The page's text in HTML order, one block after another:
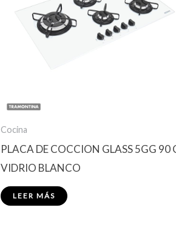
Cocina
PLACA DE COCCION GLASS 5GG 90
VIDRIO BLANCO
LEER MÁS